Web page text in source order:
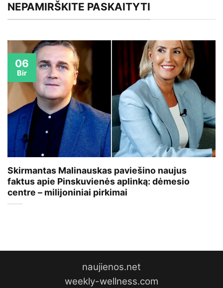
NEPAMIRŠKITE PASKAITYTI
Skirmantas Malinauskas paviešino naujus
faktus apie Pinskuvienės aplinką: dėmesio
centre – milijoniniai pirkimai
06
Bir
naujienos.net
weekly-wellness.com